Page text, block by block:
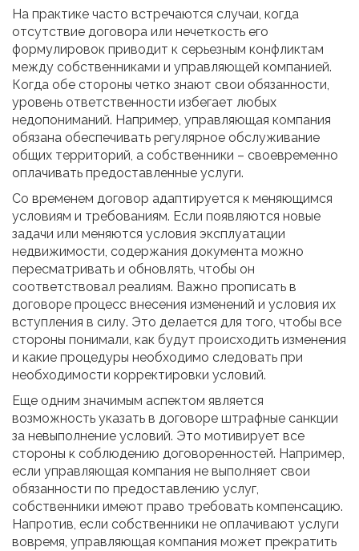
На практике часто встречаются случаи, когда
отсутствие договора или нечеткость его
формулировок приводит к серьезным конфликтам
между собственниками и управляющей компанией.
Когда обе стороны четко знают свои обязанности,
уровень ответственности избегает любых
недопониманий. Например, управляющая компания
обязана обеспечивать регулярное обслуживание
общих территорий, а собственники – своевременно
оплачивать предоставленные услуги.
Со временем договор адаптируется к меняющимся
условиям и требованиям. Если появляются новые
задачи или меняются условия эксплуатации
недвижимости, содержания документа можно
пересматривать и обновлять, чтобы он
соответствовал реалиям. Важно прописать в
договоре процесс внесения изменений и условия их
вступления в силу. Это делается для того, чтобы все
стороны понимали, как будут происходить изменения
и какие процедуры необходимо следовать при
необходимости корректировки условий.
Еще одним значимым аспектом является
возможность указать в договоре штрафные санкции
за невыполнение условий. Это мотивирует все
стороны к соблюдению договоренностей. Например,
если управляющая компания не выполняет свои
обязанности по предоставлению услуг,
собственники имеют право требовать компенсацию.
Напротив, если собственники не оплачивают услуги
вовремя, управляющая компания может прекратить